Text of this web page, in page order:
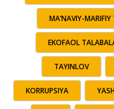
MA’NAVIY-MARIFIY
EKOFAOL
TAYINLOV
KORRUPSIYA